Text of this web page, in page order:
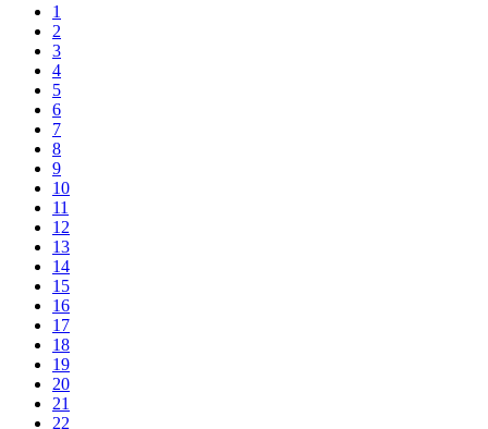
1
2
3
4
5
6
7
8
9
10
11
12
13
14
15
16
17
18
19
20
21
22